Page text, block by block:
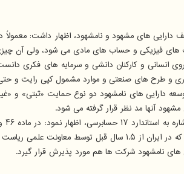
دارایی های مشهود و نامشهود، اظهار داشت:
فیزیکی و حساب های مادی می شود، ولی آن
انسانی و کارکنان دانشی و سرمایه های فکری
و طرح های صنعتی و موارد مشمول کپی رایت و
توسعه دارایی های نامشهود دو نوع حمایت «ثبتی»
آنها مد نظر قرار گرفته می شود.
اصلاح این استاندارد بوده است.
نامشهود شرکت ها هم مورد پذیرش قرار گیرد.